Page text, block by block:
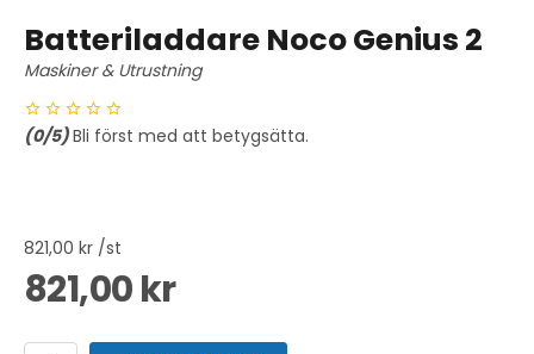
Batteriladdare Noco Genius 2
Maskiner & Utrustning
(0/5)Bli först med att betygsätta.
821,00 kr /st
821,00 kr